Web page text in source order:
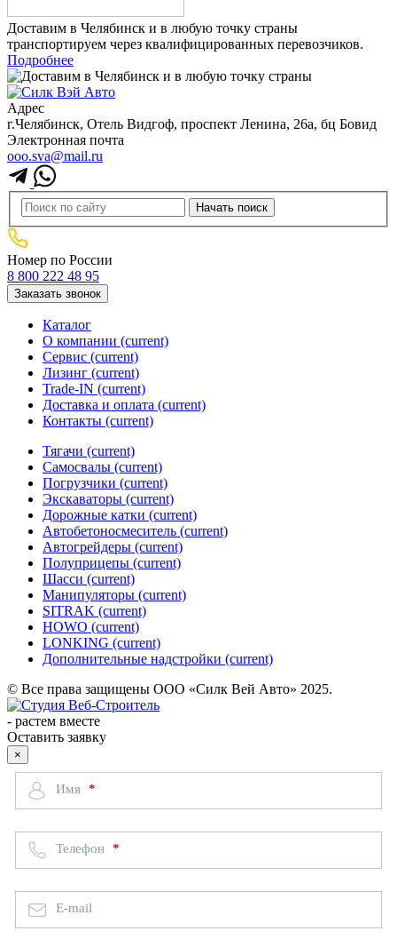
Доставим в Челябинск и в любую точку страны
транспортируем через квалифицированных перевозчиков.
Подробнее
Адрес
г.Челябинск, ​Отель Видгоф, проспект Ленина, 26а, бц Бовид
Электронная почта
ooo.sva@mail.ru
Номер по России
8 800 222 48 95
Заказать звонок
Каталог
О компании (current)
Сервис (current)
Лизинг (current)
Trade-IN (current)
Доставка и оплата (current)
Контакты (current)
Тягачи (current)
Cамосвалы (current)
Погрузчики (current)
Экскаваторы (current)
Дорожные катки (current)
Автобетоносмеситель (current)
Автогрейдеры (current)
Полуприцепы (current)
Шасси (current)
Манипуляторы (current)
SITRAK (current)
HOWO (current)
LONKING (current)
Дополнительные надстройки (current)
© Все права защищены ООО «Силк Вей Авто» 2025.
- растем вместе
Оставить заявку
×
Имя
Телефон
E-mail